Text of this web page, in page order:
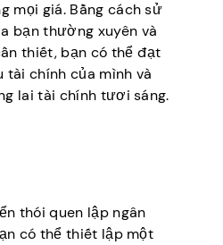
mọi giá. Bằng cách sử
bạn thường xuyên và
thiết, bạn có thể đạt
chính của mình và
lai tài chính tươi sáng.
thói quen lập ngân
có thể thiết lập một